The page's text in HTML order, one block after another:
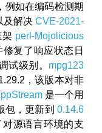
例如在编码检测期
及解决 CVE-2021-
perl-Mojolicious
复了响应状态日
试级别。 mpg123
，该版本对非
是一个用
包，更新到 0.14.6
源语言环境的支